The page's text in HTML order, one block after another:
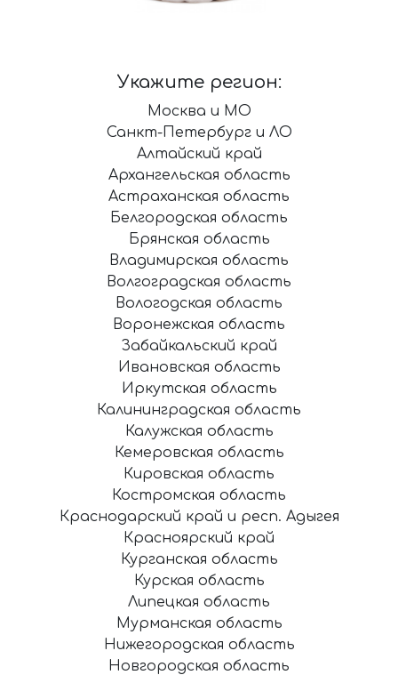
Укажите регион:
Москва и МО
Санкт-Петербург и ЛО
Алтайский край
Архангельская область
Астраханская область
Белгородская область
Брянская область
Владимирская область
Волгоградская область
Вологодская область
Воронежская область
Забайкальский край
Ивановская область
Иркутская область
Калининградская область
Калужская область
Кемеровская область
Кировская область
Костромская область
Краснодарский край и респ. Адыгея
Красноярский край
Курганская область
Курская область
Липецкая область
Мурманская область
Нижегородская область
Новгородская область